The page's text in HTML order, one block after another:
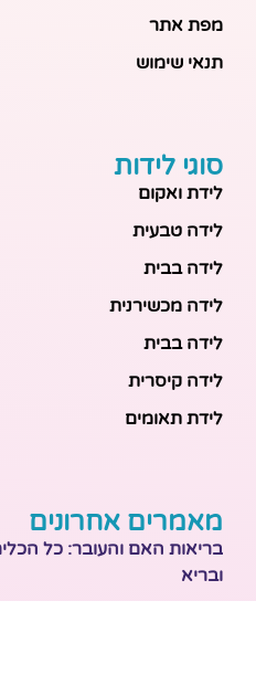
מפת אתר
תנאי שימוש
סוגי לידות
לידת ואקום
לידה טבעית
לידה בבית
לידה מכשירנית
לידה בבית
לידה קיסרית
לידת תאומים
מאמרים אחרונים
בריאות האם והעובר: כל
ובריא